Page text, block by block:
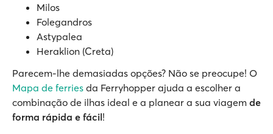
Milos
Folegandros
Astypalea
Heraklion (Creta)
Parecem-lhe demasiadas opções? Não se preocupe! O
Mapa de ferries da Ferryhopper ajuda a escolher a
combinação de ilhas ideal e a planear a sua viagem de
forma rápida e fácil!